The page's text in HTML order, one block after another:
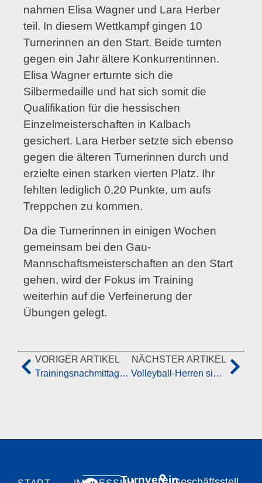
nahmen Elisa Wagner und Lara Herber
teil. In diesem Wettkampf gingen 10
Turnerinnen an den Start. Beide turnten
gegen ein Jahr ältere Konkurrentinnen.
Elisa Wagner erturnte sich die
Silbermedaille und hat sich somit die
Qualifikation für die hessischen
Einzelmeisterschaften in Kalbach
gesichert. Lara Herber setzte sich ebenso
gegen die älteren Turnerinnen durch und
erzielte einen starken vierten Platz. Ihr
fehlten lediglich 0,20 Punkte, um aufs
Treppchen zu kommen.
Da die Turnerinnen in einigen Wochen
gemeinsam bei den Gau-
Mannschaftsmeisterschaften an den Start
gehen, wird der Fokus im Training
weiterhin auf die Verfeinerung der
Übungen gelegt.
VORIGER ARTIKEL
Trainingsnachmittag in Großostheim
NÄCHSTER ARTIKEL
Volleyball-Herren sichern sich den zweiten Platz!
Turnverein